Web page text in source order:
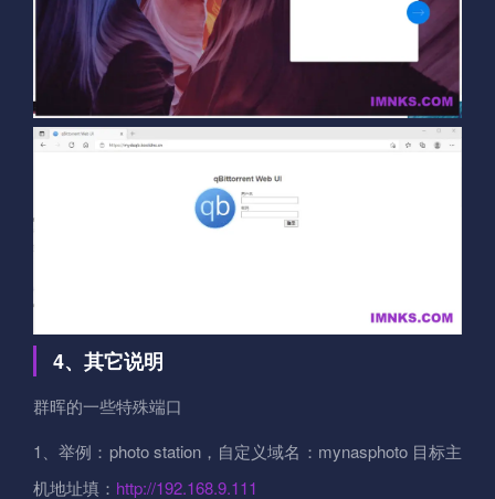
4、其它说明
群晖的一些特殊端口
1、举例：photo station，自定义域名：mynasphoto 目标主
机地址填： http://192.168.9.111